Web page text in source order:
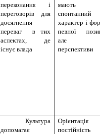
переконання і
переговорів для
досягнення
переваг в тих
аспектах, де
існує влада
мають
спонтанний
характер і
певної
але
перспективи
Культура
допомагає
Орієнтація